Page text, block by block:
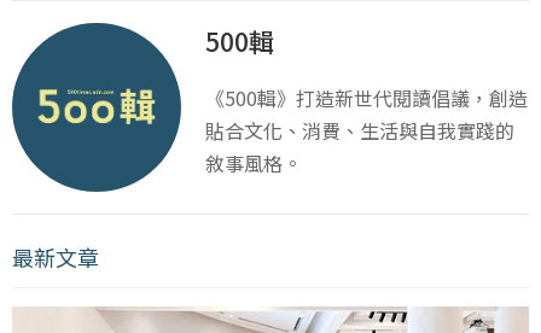
500輯
《500輯》打造新世代閱讀倡議，創造
貼合文化、消費、生活與自我實踐的
敘事風格。
最新文章